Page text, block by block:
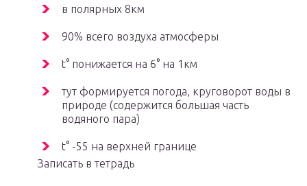
в полярных 8км
90% всего воздуха атмосферы
t° понижается на 6° на 1км
тут формируется погода, круговорот воды в
природе (содержится большая часть
водяного пара)
t° -55 на верхней границе
Записать в тетрадь